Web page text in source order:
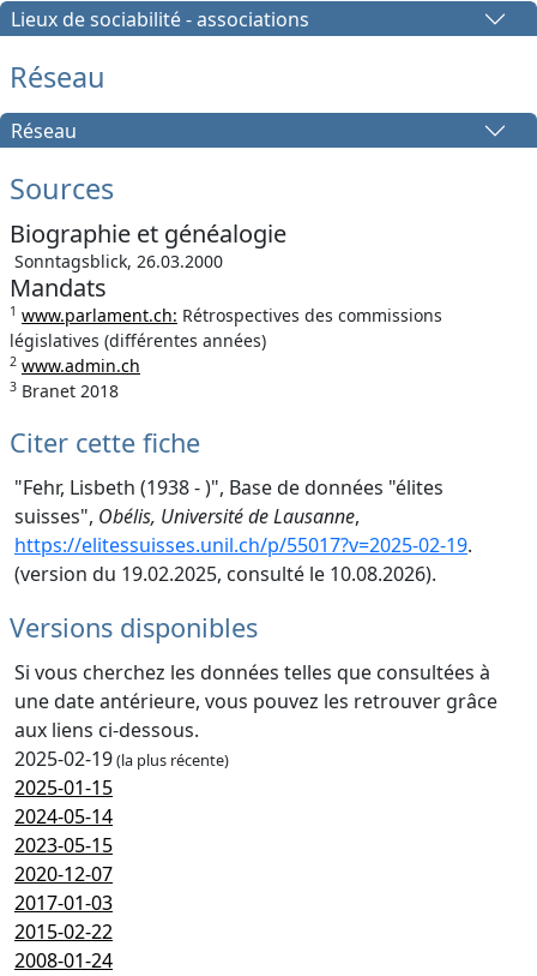
Lieux de sociabilité - associations
Réseau
Réseau
Sources
Biographie et généalogie
Sonntagsblick, 26.03.2000
Mandats
1 www.parlament.ch: Rétrospectives des commissions
législatives (différentes années)
2 www.admin.ch
3 Branet 2018
Citer cette fiche
"Fehr, Lisbeth (1938 - )", Base de données "élites
suisses", Obélis, Université de Lausanne,
https://elitessuisses.unil.ch/p/55017?v=2025-02-19.
(version du 19.02.2025, consulté le 10.08.2026).
Versions disponibles
Si vous cherchez les données telles que consultées à
une date antérieure, vous pouvez les retrouver grâce
aux liens ci-dessous.
2025-02-19(la plus récente)
2025-01-15
2024-05-14
2023-05-15
2020-12-07
2017-01-03
2015-02-22
2008-01-24